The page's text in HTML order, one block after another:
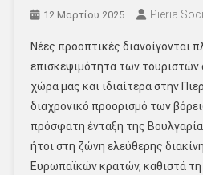
12 Μαρτίου 2025 Pieria
Νέες προοπτικές διανοίγονται
επισκεψιμότητα των τουριστών
χώρα μας και ιδιαίτερα στην
διαχρονικό προορισμό των
πρόσφατη ένταξη της
ήτοι στη ζώνη ελεύθερης
Ευρωπαϊκών κρατών, καθιστά